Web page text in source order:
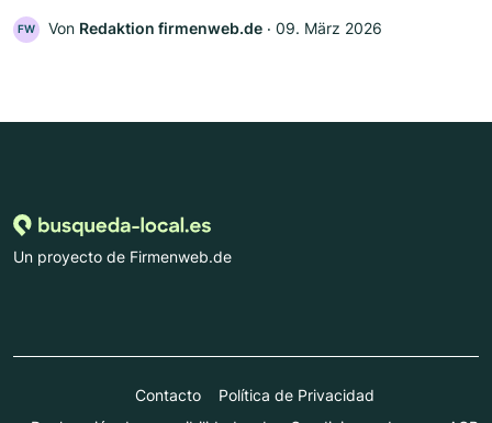
FW Von Redaktion firmenweb.de ‧ 09. März 2026
Un proyecto de Firmenweb.de
Contacto
Política de Privacidad